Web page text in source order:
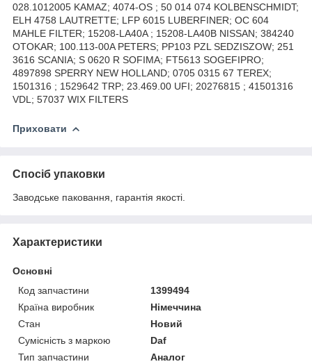
028.1012005 KAMAZ; 4074-OS ; 50 014 074 KOLBENSCHMIDT;
ELH 4758 LAUTRETTE; LFP 6015 LUBERFINER; OC 604
MAHLE FILTER; 15208-LA40A ; 15208-LA40B NISSAN; 384240
OTOKAR; 100.113-00A PETERS; PP103 PZL SEDZISZOW; 251
3616 SCANIA; S 0620 R SOFIMA; FT5613 SOGEFIPRO;
4897898 SPERRY NEW HOLLAND; 0705 0315 67 TEREX;
1501316 ; 1529642 TRP; 23.469.00 UFI; 20276815 ; 41501316
VDL; 57037 WIX FILTERS
Приховати
Спосіб упаковки
Заводське паковання, гарантія якості.
Характеристики
Основні
Код запчастини
1399494
Країна виробник
Німеччина
Стан
Новий
Сумісність з маркою
Daf
Тип запчастини
Аналог